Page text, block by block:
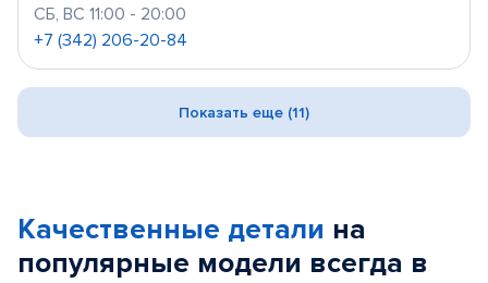
СБ, ВС 11:00 - 20:00
+7 (342) 206-20-84
Показать еще (11)
Качественные детали на
популярные модели всегда в